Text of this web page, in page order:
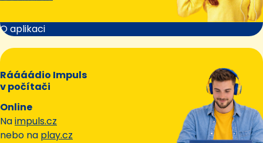
O aplikaci
Ráááádio Impuls
v počítači
Online
Naimpuls.cz
nebo na play.cz